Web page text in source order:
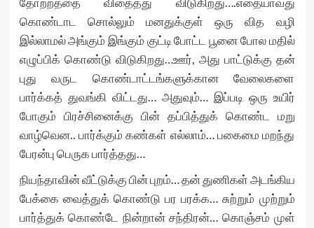
கொண்டாட சொல்லும் மனதுக்குள் ஒரு வித வழி
இல்லாமல் அங்கும் இங்கும் குட்டி போட்ட பூனை போல மதில்
எழுப்பிக் கொண்டு விடுகிறது…ஊர், அது பாட்டுக்கு தன்
புது வருட கொண்டாட்டங்களுக்கான வேலைகளை
பார்க்கத் துவங்கி விட்டது… அதுவும்… இப்படி ஒரு உயிர்
போகும் பிரச்சினைக்கு பின் தப்பித்துக் கொண்ட மறு
வாழ்வென.. பார்க்கும் கண்கள் எல்லாம்… பகைமை மறந்து
பேரன்பு பெருக பார்த்தது…
நியந்தாவின் வீட்டுக்கு பின் புறம்… தன் துணிகள் அடங்கிய
பேக்கை வைத்துக் கொண்டு பர பரக்க… சுற்றும் முற்றும்
பார்த்துக் கொண்டே நின்றான் சந்திரன்… கொஞ்சம் முள்